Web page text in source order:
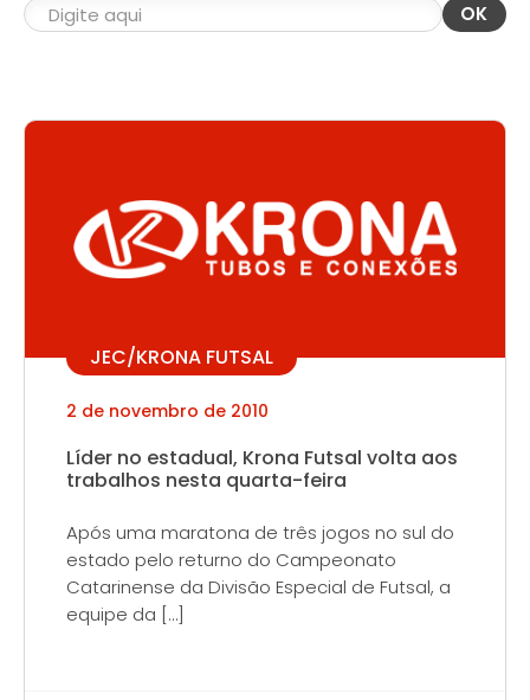
OK
JEC/KRONA FUTSAL
2 de novembro de 2010
Líder no estadual, Krona Futsal volta aos
trabalhos nesta quarta-feira
Após uma maratona de três jogos no sul do
estado pelo returno do Campeonato
Catarinense da Divisão Especial de Futsal, a
equipe da […]